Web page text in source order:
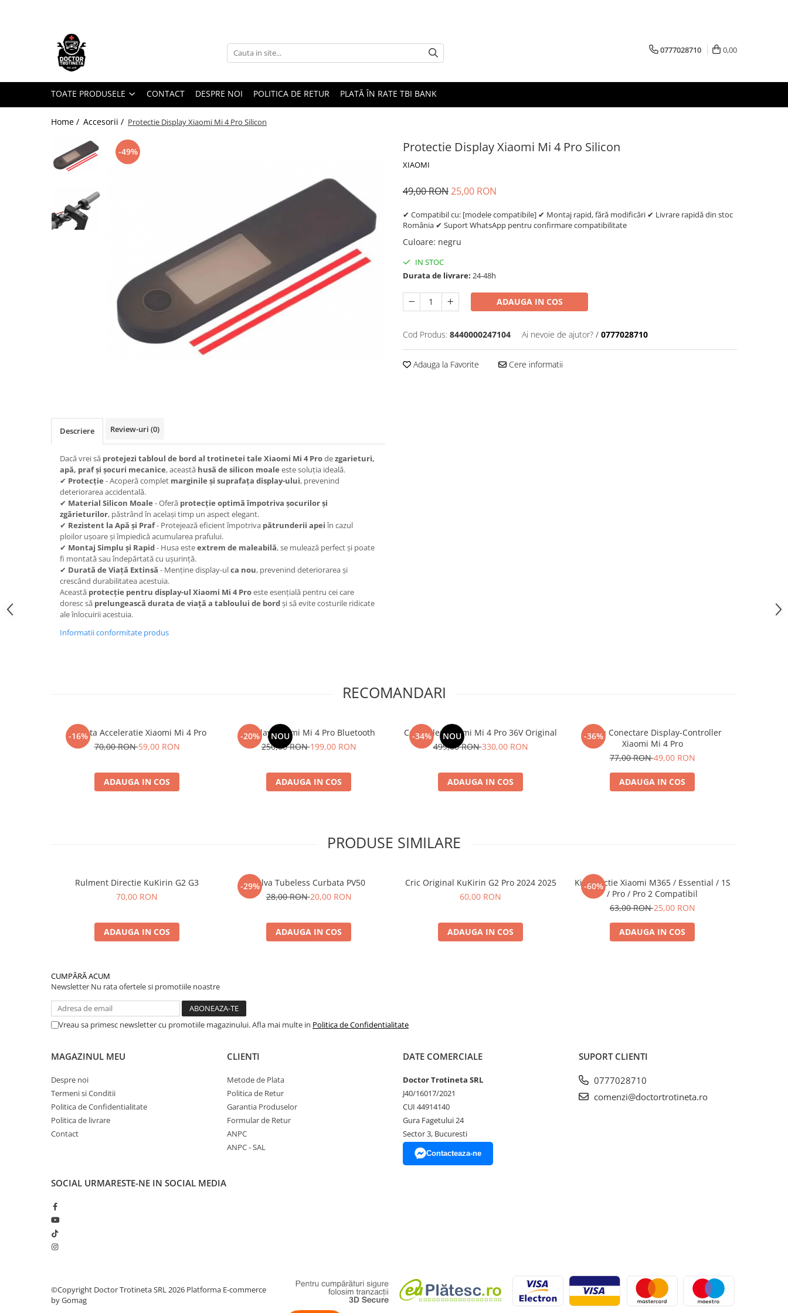
Toate Produsele
Piese de schimb
https://www.doctortrotineta.ro/electrica
Acceleratie
Acumulatori
Kit complet
https://www.doctortrotineta.ro/frane
https://www.doctortrotineta.ro/lumini
https://www.doctortrotineta.ro/camere-
https://www.doctortrotineta.ro/cauciucuri-
trotinete-electrice
https://www.doctortrotineta.ro/cauciucuri-
cauciucuri-bicicleta
Camere bicicleta
Cauciuc tubeless cu GEL antipană
Cauciucuri bicicleta
Anvelope și Camere Utilaje
forceOriginalForEdit=1&preview=00681
0777028710 0,00
TOATE PRODUSELE CONTACT DESPRE NOI POLITICA DE RETUR PLATĂ ÎN RATE TBI BANK
Home / Accesorii / Protectie Display Xiaomi Mi 4 Pro Silicon
Protectie Display Xiaomi Mi 4 Pro Silicon
XIAOMI
-49%
49,00 RON25,00 RON
✔ Compatibil cu: [modele compatibile] ✔ Montaj rapid, fără modificări ✔ Livrare rapidă din stoc
România ✔ Suport WhatsApp pentru confirmare compatibilitate
Culoare: negru
IN STOC
Durata de livrare: 24-48h
ADAUGA IN COS
Cod Produs: 8440000247104 Ai nevoie de ajutor? / 0777028710
Adauga la Favorite Cere informatii
Descriere Review-uri (0)
Dacă vrei să protejezi tabloul de bord al trotinetei tale Xiaomi Mi 4 Prodezgarieturi,
apă, praf și șocuri mecanice, această husă de silicon moale este soluția ideală.
✔ Protecție - Acoperă complet marginile și suprafața display-ului, prevenind
deteriorarea accidentală.
✔ Material Silicon Moale - Oferă protecție optimă împotriva șocurilor și
zgârieturilor, păstrând în același timp un aspect elegant.
✔ Rezistent la Apă și Praf- Protejează eficient împotriva pătrunderii apeiîn cazul
ploilor ușoare și împiedică acumularea prafului.
✔ Montaj Simplu și Rapid- Husa esteextrem de maleabilă, se mulează perfect și poate
fi montată sau îndepărtată cu ușurință.
✔ Durată de Viață Extinsă - Menține display-ulca nou, prevenind deteriorarea și
crescând durabilitatea acestuia.
Această protecție pentru display-ul Xiaomi Mi 4 Proeste esențială pentru cei care
doresc să prelungească durata de viață a tabloului de bordși să evite costurile ridicate
ale înlocuirii acestuia.
Informatii conformitate produs
RECOMANDARI
-16%
Maneta Acceleratie Xiaomi Mi 4 Pro
70,00 RON59,00 RON
ADAUGA IN COS
-20% NOU
Display Xiaomi Mi 4 Pro Bluetooth
250,00 RON199,00 RON
ADAUGA IN COS
-34% NOU
Controller Xiaomi Mi 4 Pro 36V Original
499,00 RON330,00 RON
ADAUGA IN COS
-36%
Cablu Conectare Display-Controller
Xiaomi Mi 4 Pro
77,00 RON49,00 RON
ADAUGA IN COS
PRODUSE SIMILARE
Rulment Directie KuKirin G2 G3
70,00 RON
ADAUGA IN COS
-29%Valva Tubeless Curbata PV50
28,00 RON20,00 RON
ADAUGA IN COS
Cric Original KuKirin G2 Pro 2024 2025
60,00 RON
ADAUGA IN COS
-60%
Kit Directie Xiaomi M365 / Essential / 1S
/ Pro / Pro 2 Compatibil
63,00 RON25,00 RON
ADAUGA IN COS
CUMPĂRĂ ACUM
Newsletter Nu rata ofertele si promotiile noastre
Vreau sa primesc newsletter cu promotiile magazinului. Afla mai multe in Politica de Confidentialitate
MAGAZINUL MEU
Despre noi
Termeni si Conditii
Politica de Confidentialitate
Politica de livrare
Contact
CLIENTI
Metode de Plata
Politica de Retur
Garantia Produselor
Formular de Retur
ANPC
ANPC - SAL
DATE COMERCIALE
Doctor Trotineta SRL
J40/16017/2021
CUI 44914140
Gura Fagetului 24
Sector 3, Bucuresti
Contacteaza-ne
SUPORT CLIENTI
0777028710
comenzi@doctortrotineta.ro
SOCIAL URMARESTE-NE IN SOCIAL MEDIA
©Copyright Doctor Trotineta SRL 2026 Platforma E-commerce
by Gomag